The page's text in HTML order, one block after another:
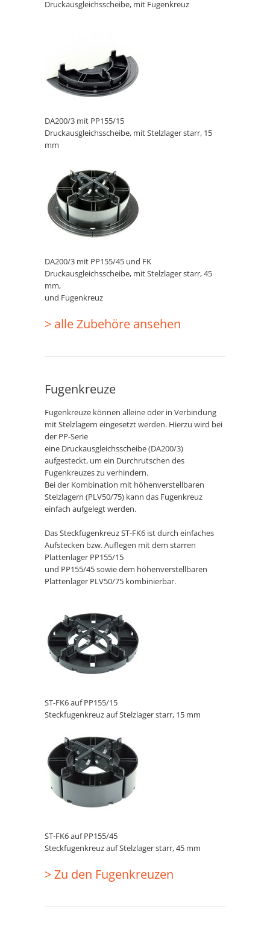
Druckausgleichsscheibe, mit Fugenkreuz
DA200/3 mit PP155/15
Druckausgleichsscheibe, mit Stelzlager starr, 15
mm
DA200/3 mit PP155/45 und FK
Druckausgleichsscheibe, mit Stelzlager starr, 45
mm,
und Fugenkreuz
> alle Zubehöre ansehen
Fugenkreuze
Fugenkreuze können alleine oder in Verbindung
mit Stelzlagern eingesetzt werden. Hierzu wird bei
der PP-Serie
eine Druckausgleichsscheibe (DA200/3)
aufgesteckt, um ein Durchrutschen des
Fugenkreuzes zu verhindern.
Bei der Kombination mit höhenverstellbaren
Stelzlagern (PLV50/75) kann das Fugenkreuz
einfach aufgelegt werden.
Das Steckfugenkreuz ST-FK6 ist durch einfaches
Aufstecken bzw. Auflegen mit dem starren
Plattenlager PP155/15
und PP155/45 sowie dem höhenverstellbaren
Plattenlager PLV50/75 kombinierbar.
ST-FK6 auf PP155/15
Steckfugenkreuz auf Stelzlager starr, 15 mm
ST-FK6 auf PP155/45
Steckfugenkreuz auf Stelzlager starr, 45 mm
> Zu den Fugenkreuzen